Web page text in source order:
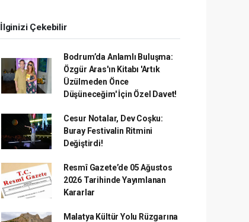
İlginizi Çekebilir
Bodrum’da Anlamlı Buluşma:
Özgür Aras'ın Kitabı 'Artık
Üzülmeden Önce
Düşüneceğim' İçin Özel Davet!
Cesur Notalar, Dev Coşku:
Buray Festivalin Ritmini
Değiştirdi!
Resmî Gazete’de 05 Ağustos
2026 Tarihinde Yayımlanan
Kararlar
Malatya Kültür Yolu Rüzgarına